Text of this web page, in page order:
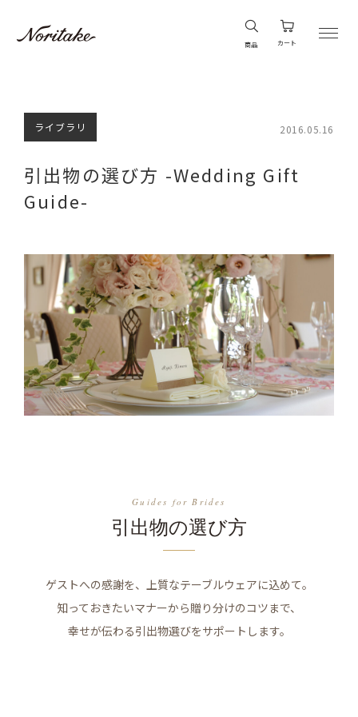
商品 カート
ライブラリ 2016.05.16
引出物の選び方 -Wedding Gift
Guide-
Guides for Brides
引出物の選び方
ゲストへの感謝を、上質なテーブルウェアに込めて。
知っておきたいマナーから贈り分けのコツまで、
幸せが伝わる引出物選びをサポートします。